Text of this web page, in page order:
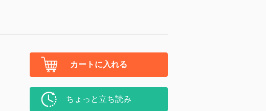
カートに入れる
ちょっと立ち読み